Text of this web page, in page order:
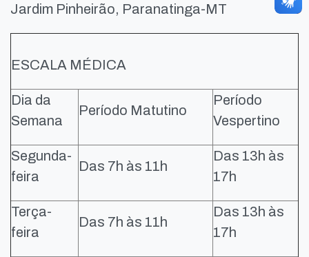
Jardim Pinheirão, Paranatinga-MT
ESCALA MÉDICA
Dia da
Semana
Período Matutino
Período
Vespertino
Segunda-
feira
Das 7h às 11h
Das 13h às
17h
Terça-
feira
Das 7h às 11h
Das 13h às
17h